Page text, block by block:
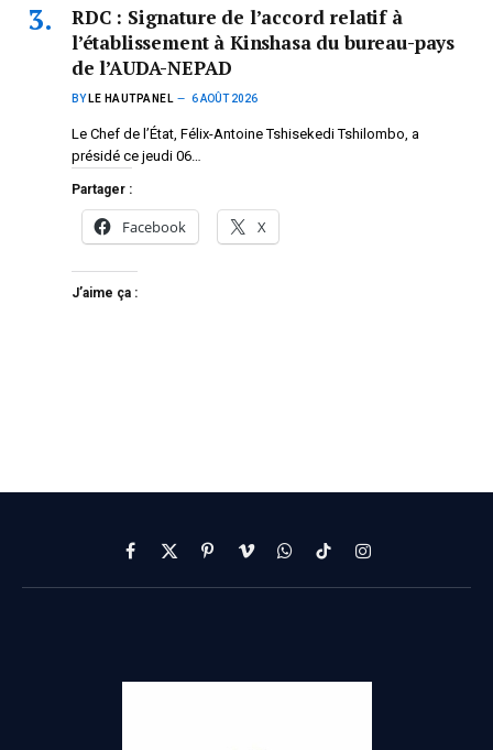
RDC : Signature de l’accord relatif à
l’établissement à Kinshasa du bureau-pays
de l’AUDA-NEPAD
BY LE HAUTPANEL 6 AOÛT 2026
Le Chef de l’État, Félix-Antoine Tshisekedi Tshilombo, a
présidé ce jeudi 06…
Partager :
Facebook X
J’aime ça :
Facebook
X
(Twitter)
PinterestVimeoWhatsApp
TikTokInstagram